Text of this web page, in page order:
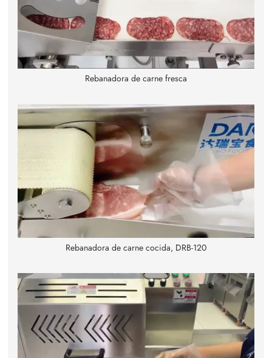
Rebanadora de carne fresca
Rebanadora de carne cocida, DRB-120